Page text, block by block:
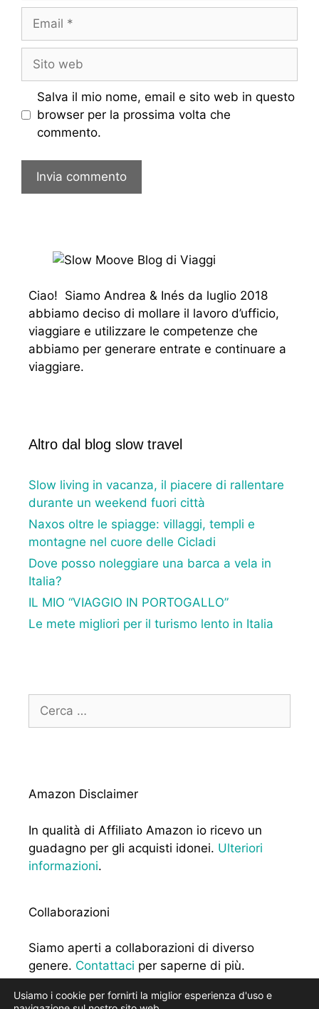
Email
Sito
web
Salva il mio nome, email e sito web in questo
browser per la prossima volta che
commento.
Ciao! Siamo Andrea & Inés da luglio 2018
abbiamo deciso di mollare il lavoro d’ufficio,
viaggiare e utilizzare le competenze che
abbiamo per generare entrate e continuare a
viaggiare.
Altro dal blog slow travel
Slow living in vacanza, il piacere di rallentare
durante un weekend fuori città
Naxos oltre le spiagge: villaggi, templi e
montagne nel cuore delle Cicladi
Dove posso noleggiare una barca a vela in
Italia?
IL MIO “VIAGGIO IN PORTOGALLO”
Le mete migliori per il turismo lento in Italia
Ricerca
Amazon Disclaimer
In qualità di Affiliato Amazon io ricevo un
guadagno per gli acquisti idonei. Ulteriori
informazioni.
Collaborazioni
Siamo aperti a collaborazioni di diverso
genere. Contattaci per saperne di più.
Usiamo i cookie per fornirti la miglior esperienza d'uso e